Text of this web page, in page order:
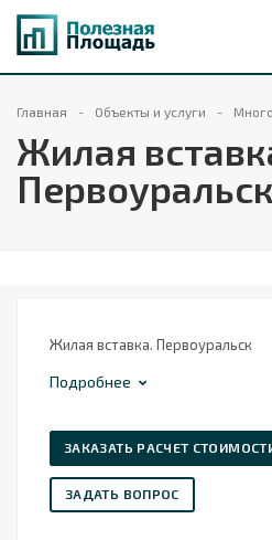
Главная Объекты и услуги
Жилая
Первоуральск
Жилая вставка. Первоуральск
Подробнее
ЗАКАЗАТЬ РАСЧЕТ
ЗАДАТЬ ВОПРОС